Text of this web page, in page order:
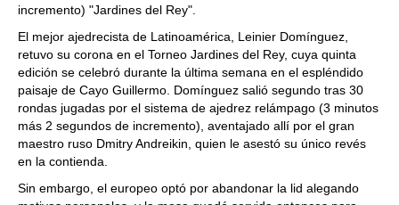
incremento) "Jardines del Rey".
El mejor ajedrecista de Latinoamérica, Leinier Domínguez,
retuvo su corona en el Torneo Jardines del Rey, cuya quinta
edición se celebró durante la última semana en el espléndido
paisaje de Cayo Guillermo. Domínguez salió segundo tras 30
rondas jugadas por el sistema de ajedrez relámpago (3 minutos
más 2 segundos de incremento), aventajado allí por el gran
maestro ruso Dmitry Andreikin, quien le asestó su único revés
en la contienda.
Sin embargo, el europeo optó por abandonar la lid alegando